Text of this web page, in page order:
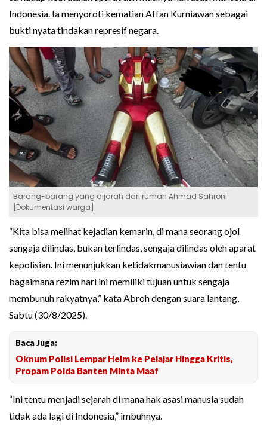
Indonesia. Ia menyoroti kematian Affan Kurniawan sebagai
bukti nyata tindakan represif negara.
Barang-barang yang dijarah dari rumah Ahmad Sahroni
[Dokumentasi warga]
“Kita bisa melihat kejadian kemarin, di mana seorang ojol
sengaja dilindas, bukan terlindas, sengaja dilindas oleh aparat
kepolisian. Ini menunjukkan ketidakmanusiawian dan tentu
bagaimana rezim hari ini memiliki tujuan untuk sengaja
membunuh rakyatnya,” kata Abroh dengan suara lantang,
Sabtu (30/8/2025).
Baca Juga:
Oknum Polisi Lempar Helm ke Pelajar Hingga Kritis,
Propam Polda Banten Minta Maaf
“Ini tentu menjadi sejarah di mana hak asasi manusia sudah
tidak ada lagi di Indonesia,” imbuhnya.